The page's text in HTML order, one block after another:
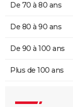
De 70 à 80 ans
De 80 à 90 ans
De 90 à 100 ans
Plus de 100 ans